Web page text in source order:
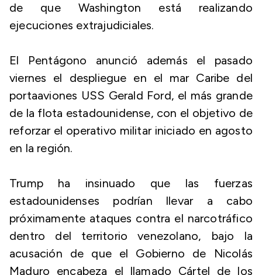
de que Washington está realizando
ejecuciones extrajudiciales.
El Pentágono anunció además el pasado
viernes el despliegue en el mar Caribe del
portaaviones USS Gerald Ford, el más grande
de la flota estadounidense, con el objetivo de
reforzar el operativo militar iniciado en agosto
en la región.
Trump ha insinuado que las fuerzas
estadounidenses podrían llevar a cabo
próximamente ataques contra el narcotráfico
dentro del territorio venezolano, bajo la
acusación de que el Gobierno de Nicolás
Maduro encabeza el llamado Cártel de los